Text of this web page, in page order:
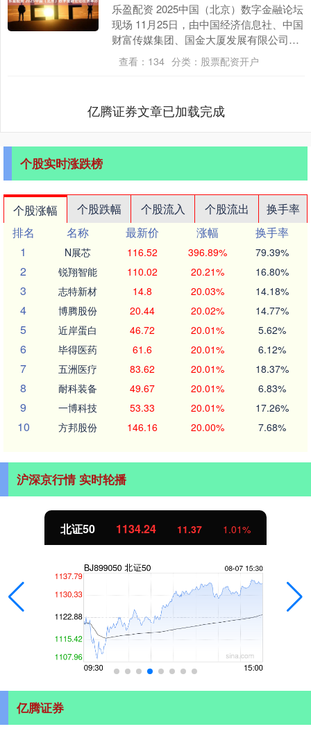
乐盈配资 2025中国（北京）数字金融论坛
现场 11月25日，由中国经济信息社、中国
财富传媒集团、国金大厦发展有限公司、
北京市丰台区人民政府联合主办的2025
中....
查看： 134 分类： 股票配资开户
亿腾证券文章已加载完成
个股实时涨跌榜
个股涨幅 个股跌幅 个股流入 个股流出
换手率
排名
名称 最新价 涨幅
换手率
1
N展芯 116.52 396.89% 79.39%
2 锐翔智能 110.02 20.21% 16.80%
3 志特新材 14.8 20.03% 14.18%
4 博腾股份 20.44 20.02% 14.77%
5 近岸蛋白 46.72 20.01% 5.62%
6 毕得医药 61.6 20.01% 6.12%
7 五洲医疗 83.62 20.01% 18.37%
8 耐科装备 49.67 20.01% 6.83%
9 一博科技 53.33 20.01% 17.26%
10 方邦股份 146.16 20.00% 7.68%
沪深京行情 实时轮播
北证50 1134.24 11.37 1.01%
亿腾证券